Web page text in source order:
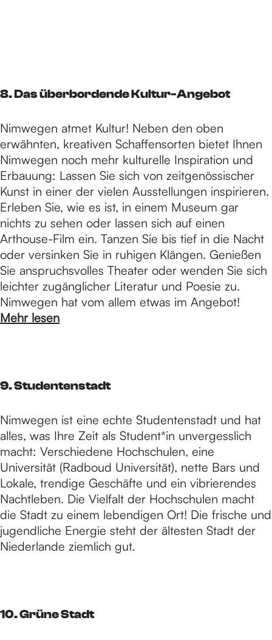
8. Das überbordende Kultur-Angebot
Nimwegen atmet Kultur! Neben den oben
erwähnten, kreativen Schaffensorten bietet Ihnen
Nimwegen noch mehr kulturelle Inspiration und
Erbauung: Lassen Sie sich von zeitgenössischer
Kunst in einer der vielen Ausstellungen inspirieren.
Erleben Sie, wie es ist, in einem Museum gar
nichts zu sehen oder lassen sich auf einen
Arthouse-Film ein. Tanzen Sie bis tief in die Nacht
oder versinken Sie in ruhigen Klängen. Genießen
Sie anspruchsvolles Theater oder wenden Sie sich
leichter zugänglicher Literatur und Poesie zu.
Nimwegen hat vom allem etwas im Angebot!
Mehr lesen
9. Studentenstadt
Nimwegen ist eine echte Studentenstadt und hat
alles, was Ihre Zeit als Student*in unvergesslich
macht: Verschiedene Hochschulen, eine
Universität (Radboud Universität), nette Bars und
Lokale, trendige Geschäfte und ein vibrierendes
Nachtleben. Die Vielfalt der Hochschulen macht
die Stadt zu einem lebendigen Ort! Die frische und
jugendliche Energie steht der ältesten Stadt der
Niederlande ziemlich gut.
10. Grüne Stadt